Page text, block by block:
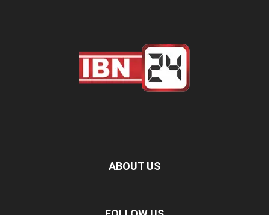
ABOUT US